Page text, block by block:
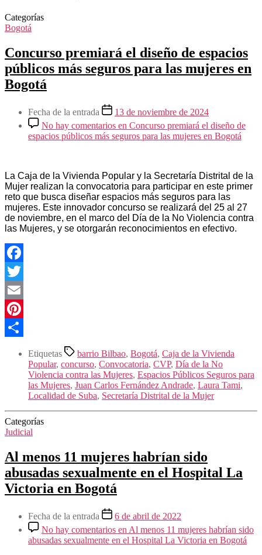
Categorías
Bogotá
Concurso premiará el diseño de espacios
públicos más seguros para las mujeres en
Bogotá
Fecha de la entrada
13 de noviembre de 2024
No hay comentarios en Concurso premiará el diseño de
espacios públicos más seguros para las mujeres en Bogotá
La Caja de la Vivienda Popular y la Secretaría Distrital de la
Mujer realizan la convocatoria para participar en este primer
reto que busca diseñar espacios más seguros para las
mujeres. Este innovador concurso se realizará del 25 al 27
de noviembre, en el marco del Día de la No Violencia contra
las Mujeres, y se otorgarán reconocimientos en efectivo.
Facebook
Twitter
Email
Pinterest
Etiquetas barrio Bilbao, Bogotá, Caja de la Vivienda
Popular, concurso, Convocatoria, CVP, Día de la No
Violencia contra las Mujeres, Espacios Públicos Seguros para
las Mujeres, Juan Carlos Fernández Andrade, Laura Tami,
Localidad de Suba, Secretaría Distrital de la Mujer
Categorías
Judicial
Al menos 11 mujeres habrían sido
abusadas sexualmente en el Hospital La
Victoria en Bogotá
Fecha de la entrada
6 de abril de 2022
No hay comentarios en Al menos 11 mujeres habrían sido
abusadas sexualmente en el Hospital La Victoria en Bogotá